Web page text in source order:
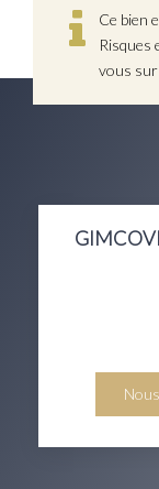
Ce bien
Risques
vous sur